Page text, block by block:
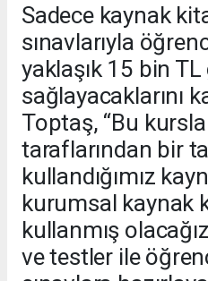
Sadece kaynak
sınavlarıyla
yaklaşık 15 bin
sağlayacaklarını
Toptaş, “Bu
taraflarından bir
kullandığımız
kurumsal kaynak
kullanmış
ve testler ile